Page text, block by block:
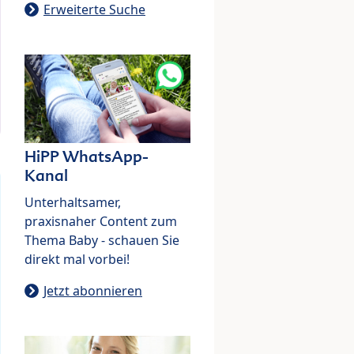
Erweiterte Suche
HiPP WhatsApp-
Kanal
Unterhaltsamer,
praxisnaher Content zum
Thema Baby - schauen Sie
direkt mal vorbei!
Jetzt abonnieren